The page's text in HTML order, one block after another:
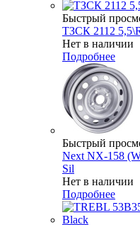
Быстрый
ТЗСК 2112
Нет в наличии
Подробнее
Быстрый
Next NX-158
Sil
Нет в наличии
Подробнее